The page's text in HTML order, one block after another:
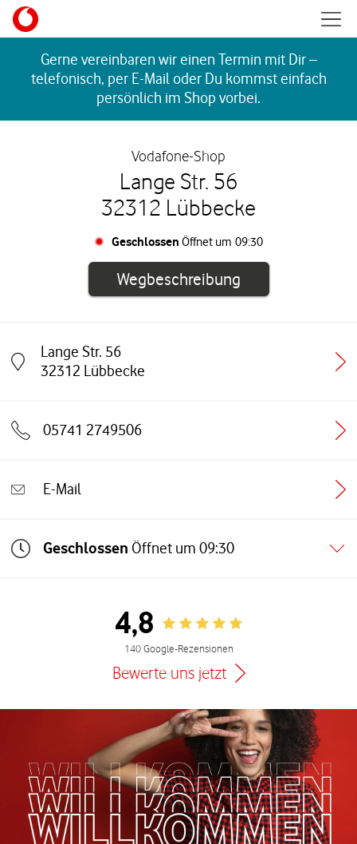
Skip to content
Gerne vereinbaren wir einen Termin mit Dir –
telefonisch, per E-Mail oder Du kommst einfach
persönlich im Shop vorbei.
Vodafone-Shop
Lange Str. 56
32312 Lübbecke
Geschlossen Öffnet um 09:30
WegbeschreibungLink öffnet in
Lange Str. 56
32312 Lübbecke
Link öffnet in einem neuen Tab
05741 2749506
E-Mail
Geschlossen Öffnet um 09:30
4,8 Rating 4.8
140 Google-Rezensionen
Bewerte uns jetzt